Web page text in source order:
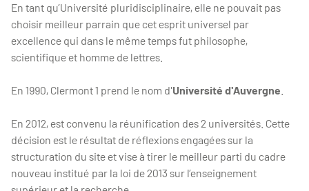
En tant qu’Université pluridisciplinaire, elle ne pouvait pas
choisir meilleur parrain que cet esprit universel par
excellence qui dans le même temps fut philosophe,
scientifique et homme de lettres.
En 1990, Clermont 1 prend le nom d'Université d'Auvergne
En 2012, est convenu la réunification des 2 universités. Cette
décision est le résultat de réflexions engagées sur la
structuration du site et vise à tirer le meilleur parti du cadre
nouveau institué par la loi de 2013 sur l’enseignement